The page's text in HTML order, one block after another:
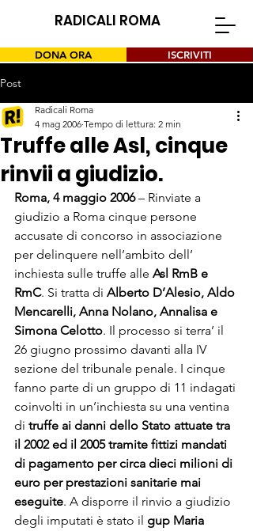
RADICALI ROMA
DONA ORA ISCRIVITI
Post
Truffe alle Asl, cinque
rinvii a giudizio.
Radicali Roma
4 mag 2006 Tempo di lettura: 2 min
Roma, 4 maggio 2006 – Rinviate a
giudizio a Roma cinque persone
accusate di concorso in associazione
per delinquere nell’ambito dell’
inchiesta sulle truffe alle Asl RmB e
RmC. Si tratta di Alberto D’Alesio, Aldo
Mencarelli, Anna Nolano, Annalisa e
Simona Celotto. Il processo si terra’ il
26 giugno prossimo davanti alla IV
sezione del tribunale penale. I cinque
fanno parte di un gruppo di 11 indagati
coinvolti in un’inchiesta su una ventina
di truffe ai danni dello Stato attuate tra
il 2002 ed il 2005 tramite fittizi mandati
di pagamento per circa dieci milioni di
euro per prestazioni sanitarie mai
eseguite. A disporre il rinvio a giudizio
degli imputati è stato il gup Maria